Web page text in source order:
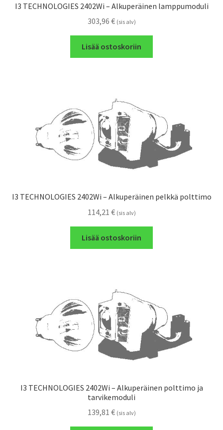
I3 TECHNOLOGIES 2402Wi – Alkuperäinen lamppumoduli
303,96 € (sis alv)
Lisää ostoskoriin
I3 TECHNOLOGIES 2402Wi – Alkuperäinen pelkkä polttimo
114,21 € (sis alv)
Lisää ostoskoriin
I3 TECHNOLOGIES 2402Wi – Alkuperäinen polttimo ja
tarvikemoduli
139,81 € (sis alv)